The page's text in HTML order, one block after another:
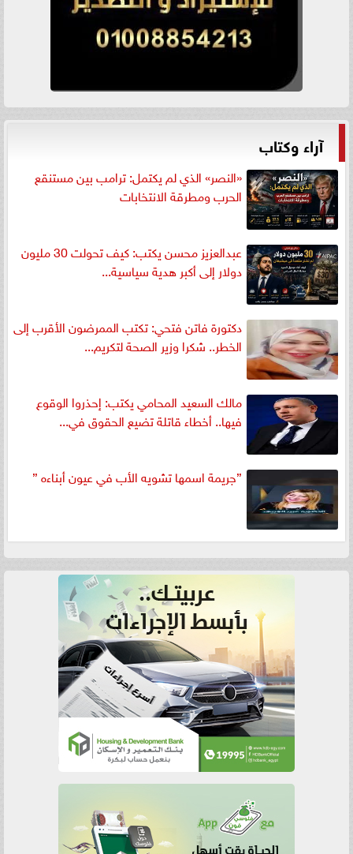
آراء وكتاب
«النصر» الذي لم يكتمل: ترامب بين مستنقع
الحرب ومطرقة الانتخابات
عبدالعزيز محسن يكتب: كيف تحولت 30 مليون
دولار إلى أكبر هدية سياسية...
دكتورة فاتن فتحي: تكتب الممرضون الأقرب إلى
الخطر.. شكرا وزير الصحة لتكريم...
مالك السعيد المحامي يكتب: إحذروا الوقوع
فيها.. أخطاء قاتلة تضيع الحقوق في...
”جريمة اسمها تشويه الأب في عيون أبناءه ”